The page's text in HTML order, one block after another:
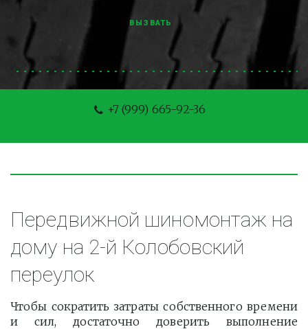
ВЫЗВАТЬ
+7 (999) 665-92-36
Передвижной шиномонтаж на
дому на 2-й Колобовский
переулок
Чтобы сократить затраты собственного времени
и сил, достаточно доверить выполнение